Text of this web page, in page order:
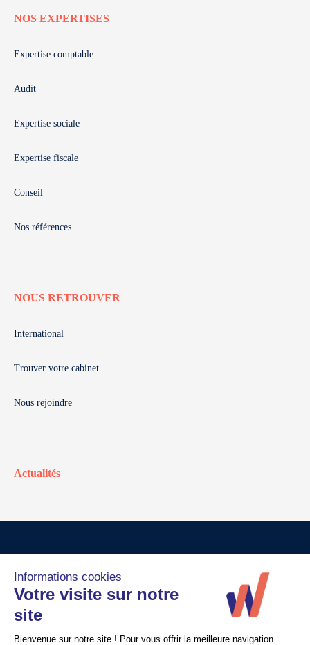
NOS EXPERTISES
Expertise comptable
Audit
Expertise sociale
Expertise fiscale
Conseil
Nos références
NOUS RETROUVER
International
Trouver votre cabinet
Nous rejoindre
Actualités
Crédits